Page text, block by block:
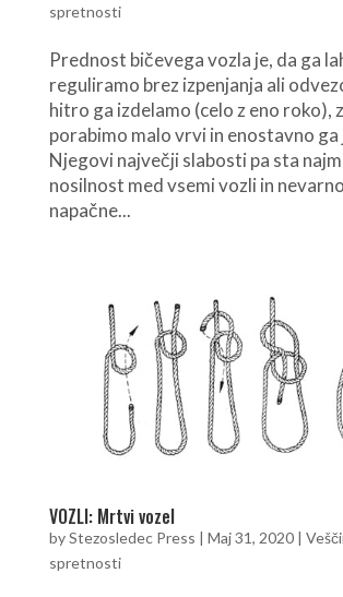
spretnosti
Prednost bičevega vozla je, da ga
reguliramo brez izpenjanja ali
hitro ga izdelamo (celo z eno roko),
porabimo malo vrvi in enostavno ga
Njegovi največji slabosti pa sta
nosilnost med vsemi vozli in
napačne...
VOZLI: Mrtvi vozel
byStezosledec Press | Maj 31, 2020|
spretnosti